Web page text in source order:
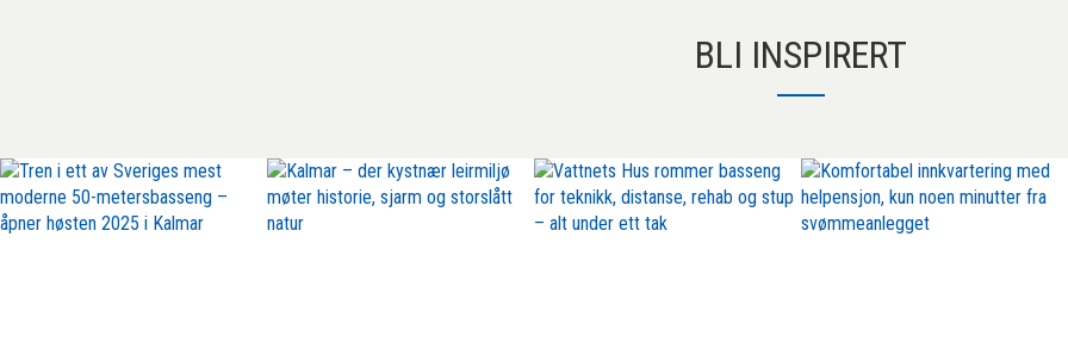
BLI INSPIRERT